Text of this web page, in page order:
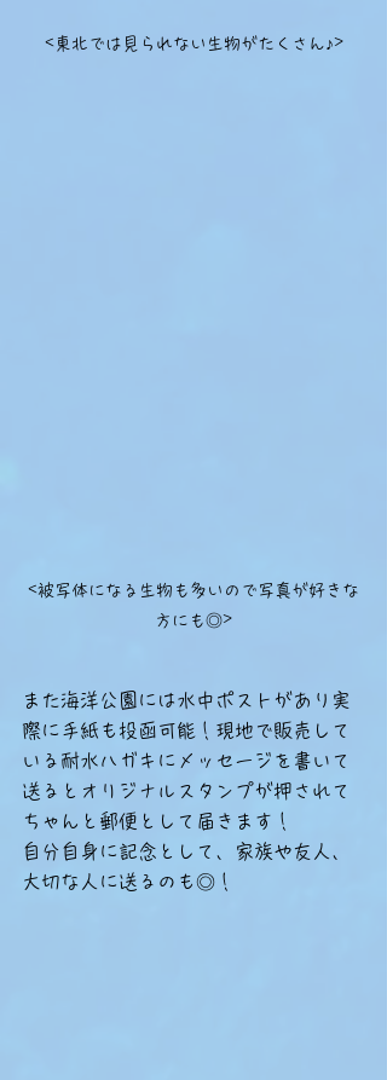
<東北では見られない生物がたくさん♪>
<被写体になる生物も多いので写真が好きな
方にも◎>
また海洋公園には水中ポストがあり実
際に手紙も投函可能！現地で販売して
いる耐水ハガキにメッセージを書いて
送るとオリジナルスタンプが押されて
ちゃんと郵便として届きます！
自分自身に記念として、家族や友人、
大切な人に送るのも◎！